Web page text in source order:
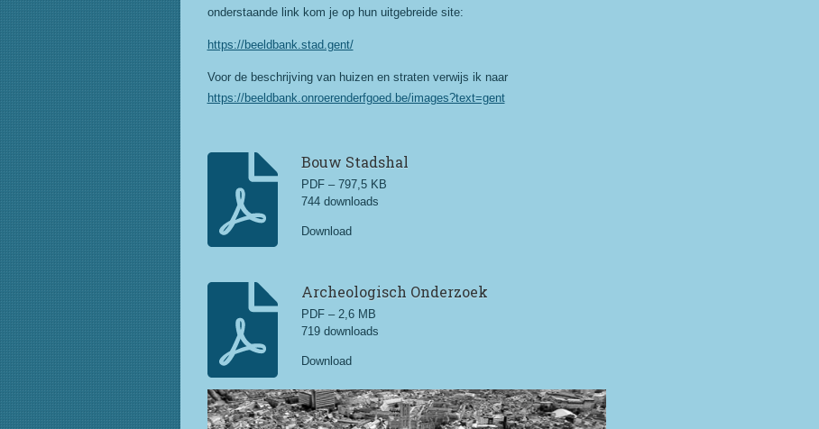
onderstaande link kom je op hun uitgebreide site:
https://beeldbank.stad.gent/
Voor de beschrijving van huizen en straten verwijs ik naar
https://beeldbank.onroerenderfgoed.be/images?text=gent
Bouw Stadshal
PDF – 797,5 KB
744 downloads
Download
Archeologisch Onderzoek
PDF – 2,6 MB
719 downloads
Download